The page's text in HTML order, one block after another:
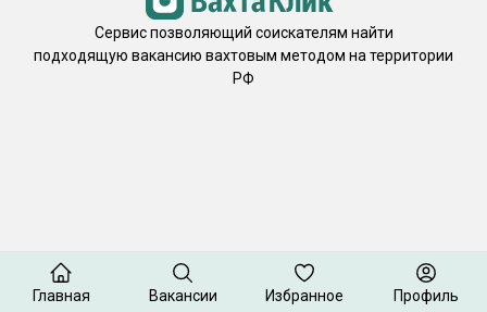
Сервис позволяющий соискателям найти
подходящую вакансию вахтовым методом на территории
РФ
Главная Вакансии Избранное Профиль